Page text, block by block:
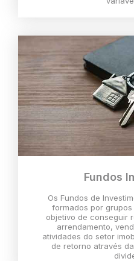
Fundos
Os Fundos de
formados por
objetivo de conseguir
arrendamento,
atividades do setor
de retorno através